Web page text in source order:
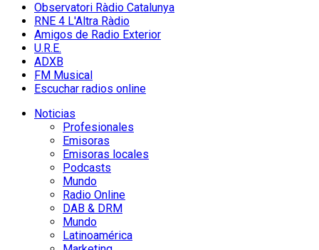
Observatori Ràdio Catalunya
RNE 4 L'Altra Ràdio
Amigos de Radio Exterior
U.R.E.
ADXB
FM Musical
Escuchar radios online
Noticias
Profesionales
Emisoras
Emisoras locales
Podcasts
Mundo
Radio Online
DAB & DRM
Mundo
Latinoamérica